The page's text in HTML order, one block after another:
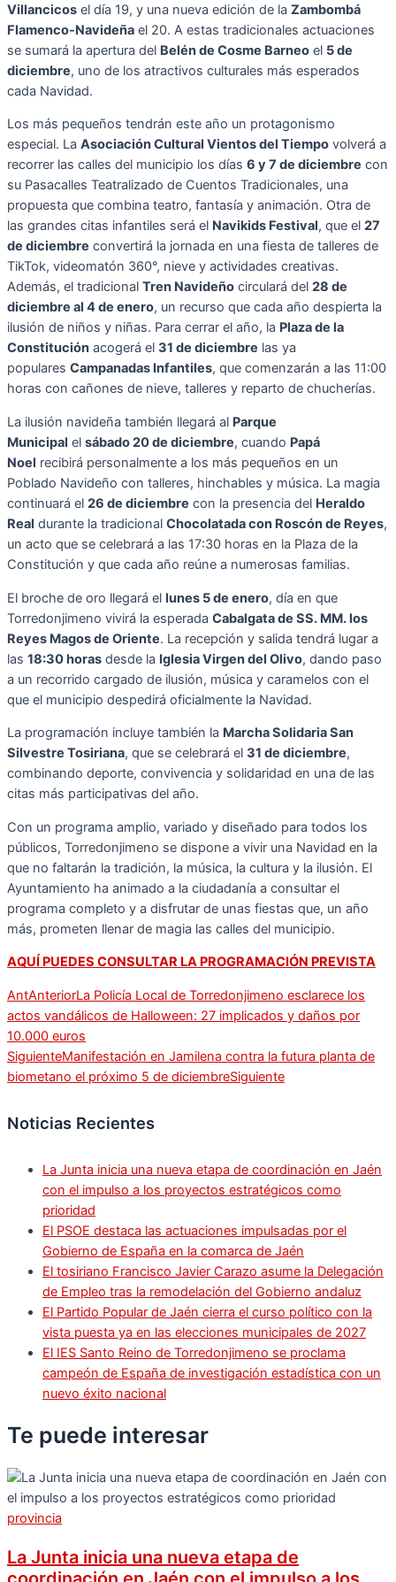
Villancicos el día 19, y una nueva edición de la Zambombá
Flamenco-Navideña el 20. A estas tradicionales actuaciones
se sumará la apertura del Belén de Cosme Barneo el 5 de
diciembre, uno de los atractivos culturales más esperados
cada Navidad.
Los más pequeños tendrán este año un protagonismo
especial. La Asociación Cultural Vientos del Tiempo volverá a
recorrer las calles del municipio los días 6 y 7 de diciembre con
su Pasacalles Teatralizado de Cuentos Tradicionales, una
propuesta que combina teatro, fantasía y animación. Otra de
las grandes citas infantiles será el Navikids Festival, que el 27
de diciembre convertirá la jornada en una fiesta de talleres de
TikTok, videomatón 360°, nieve y actividades creativas.
Además, el tradicional Tren Navideño circulará del 28 de
diciembre al 4 de enero, un recurso que cada año despierta la
ilusión de niños y niñas. Para cerrar el año, la Plaza de la
Constitución acogerá el 31 de diciembre las ya
populares Campanadas Infantiles, que comenzarán a las 11:00
horas con cañones de nieve, talleres y reparto de chucherías.
La ilusión navideña también llegará al Parque
Municipal el sábado 20 de diciembre, cuando Papá
Noel recibirá personalmente a los más pequeños en un
Poblado Navideño con talleres, hinchables y música. La magia
continuará el 26 de diciembre con la presencia del Heraldo
Real durante la tradicional Chocolatada con Roscón de Reyes,
un acto que se celebrará a las 17:30 horas en la Plaza de la
Constitución y que cada año reúne a numerosas familias.
El broche de oro llegará el lunes 5 de enero, día en que
Torredonjimeno vivirá la esperada Cabalgata de SS. MM. los
Reyes Magos de Oriente. La recepción y salida tendrá lugar a
las 18:30 horas desde la Iglesia Virgen del Olivo, dando paso
a un recorrido cargado de ilusión, música y caramelos con el
que el municipio despedirá oficialmente la Navidad.
La programación incluye también la Marcha Solidaria San
Silvestre Tosiriana, que se celebrará el 31 de diciembre,
combinando deporte, convivencia y solidaridad en una de las
citas más participativas del año.
Con un programa amplio, variado y diseñado para todos los
públicos, Torredonjimeno se dispone a vivir una Navidad en la
que no faltarán la tradición, la música, la cultura y la ilusión. El
Ayuntamiento ha animado a la ciudadanía a consultar el
programa completo y a disfrutar de unas fiestas que, un año
más, prometen llenar de magia las calles del municipio.
AQUÍ PUEDES CONSULTAR LA PROGRAMACIÓN PREVISTA
AntAnteriorLa Policía Local de Torredonjimeno esclarece los
actos vandálicos de Halloween: 27 implicados y daños por
10.000 euros
SiguienteManifestación en Jamilena contra la futura planta de
biometano el próximo 5 de diciembreSiguiente
Noticias Recientes
La Junta inicia una nueva etapa de coordinación en Jaén
con el impulso a los proyectos estratégicos como
prioridad
El PSOE destaca las actuaciones impulsadas por el
Gobierno de España en la comarca de Jaén
El tosiriano Francisco Javier Carazo asume la Delegación
de Empleo tras la remodelación del Gobierno andaluz
El Partido Popular de Jaén cierra el curso político con la
vista puesta ya en las elecciones municipales de 2027
El IES Santo Reino de Torredonjimeno se proclama
campeón de España de investigación estadística con un
nuevo éxito nacional
Te puede interesar
provincia
La Junta inicia una nueva etapa de